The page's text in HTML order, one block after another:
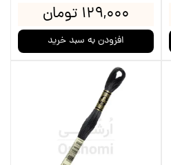
۱۲۹,۰۰۰ تومان
افزودن به سبد خرید